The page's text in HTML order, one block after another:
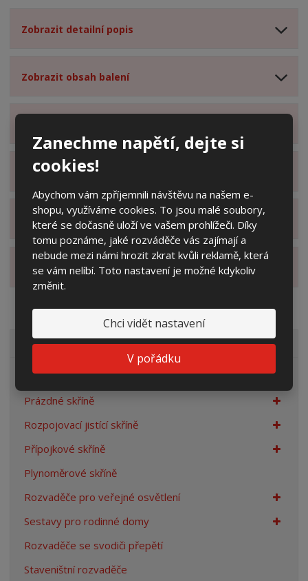
Zanechme napětí, dejte si
cookies!
Abychom vám zpříjemnili návštěvu na našem e-
shopu, využíváme cookies. To jsou malé soubory,
které se dočasně uloží ve vašem prohlížeči. Díky
tomu poznáme, jaké rozváděče vás zajímají a
nebude mezi námi hrozit zkrat kvůli reklamě, která
se vám nelíbí. Toto nastavení je možné kdykoliv
změnit.
Chci vidět nastavení
V pořádku
Zobrazit detailní popis
Zobrazit obsah balení
Zobrazit technické parametry
Zobrazit hodnocení produktu
Zobrazit alternativní produkty
VŠECHNY KATEGORIE
Elektroměrové rozvaděče
Prázdné skříně
Rozpojovací jistící skříně
Přípojkové skříně
Plynoměrové skříně
Rozvaděče pro veřejné osvětlení
Sestavy pro rodinné domy
Rozvaděče se svodiči přepětí
Staveništní rozvaděče